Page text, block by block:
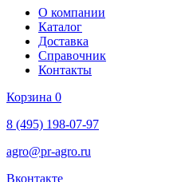
О компании
Каталог
Доставка
Справочник
Контакты
Корзина 0
8 (495) 198-07-97
agro@pr-agro.ru
Вконтакте